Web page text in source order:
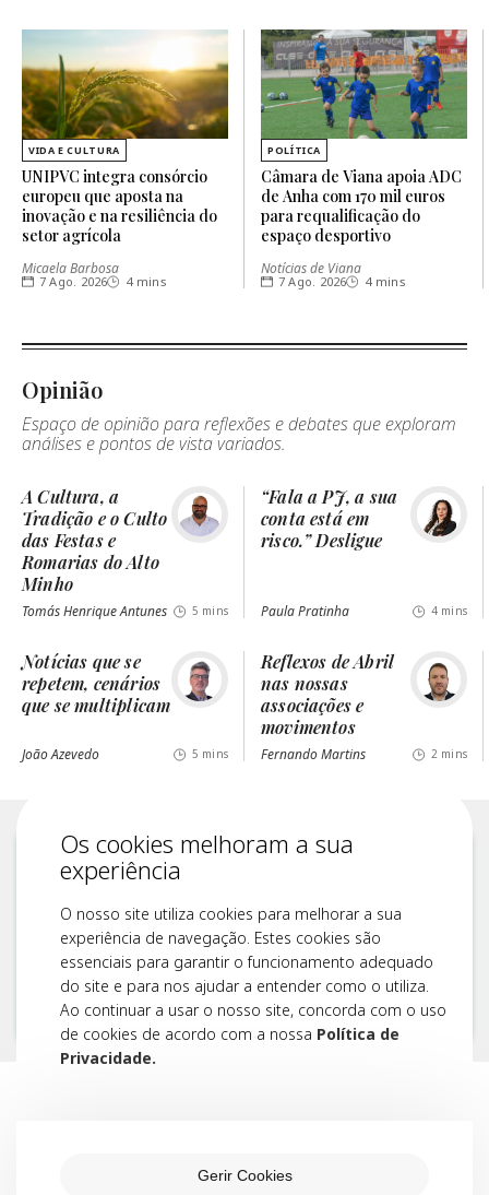
VIDA E CULTURA
UNIPVC integra consórcio
europeu que aposta na
inovação e na resiliência do
setor agrícola
Micaela Barbosa
7 Ago. 2026 4 mins
POLÍTICA
Câmara de Viana apoia ADC
de Anha com 170 mil euros
para requalificação do
espaço desportivo
Notícias de Viana
7 Ago. 2026 4 mins
Opinião
Espaço de opinião para reflexões e debates que exploram
análises e pontos de vista variados.
A Cultura, a
Tradição e o Culto
das Festas e
Romarias do Alto
Minho
Tomás Henrique Antunes 5 mins
“Fala a PJ, a sua
conta está em
risco.” Desligue
Paula Pratinha 4 mins
Notícias que se
repetem, cenários
que se multiplicam
João Azevedo 5 mins
Reflexos de Abril
nas nossas
associações e
movimentos
Fernando Martins 2 mins
categorias
Os cookies melhoram a sua
experiência
O nosso site utiliza cookies para melhorar a sua
experiência de navegação. Estes cookies são
essenciais para garantir o funcionamento adequado
do site e para nos ajudar a entender como o utiliza.
Ao continuar a usar o nosso site, concorda com o uso
de cookies de acordo com a nossa Política de
Privacidade.
Gerir Cookies